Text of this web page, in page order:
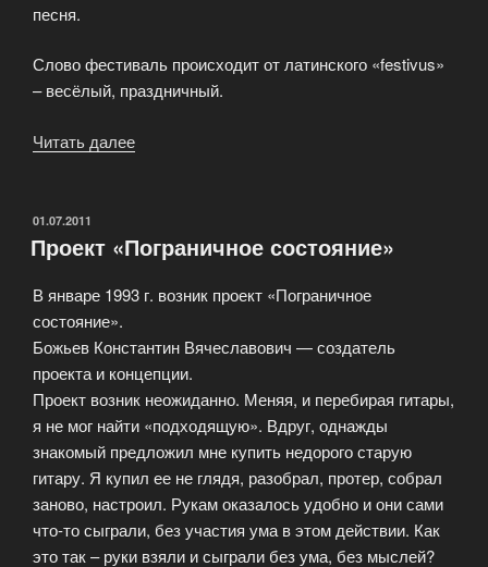
песня.
Слово фестиваль происходит от латинского «festivus»
– весёлый, праздничный.
Читать далее
ОПУБЛИКОВАНО
01.07.2011
Проект «Пограничное состояние»
В январе 1993 г. возник проект «Пограничное
состояние».
Божьев Константин Вячеславович — создатель
проекта и концепции.
Проект возник неожиданно. Меняя, и перебирая гитары,
я не мог найти «подходящую». Вдруг, однажды
знакомый предложил мне купить недорого старую
гитару. Я купил ее не глядя, разобрал, протер, собрал
заново, настроил. Рукам оказалось удобно и они сами
что-то сыграли, без участия ума в этом действии. Как
это так – руки взяли и сыграли без ума, без мыслей?